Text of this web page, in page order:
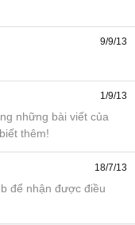
9/9/13
1/9/13
những bài viết của
thêm!
18/7/13
để nhận được điều